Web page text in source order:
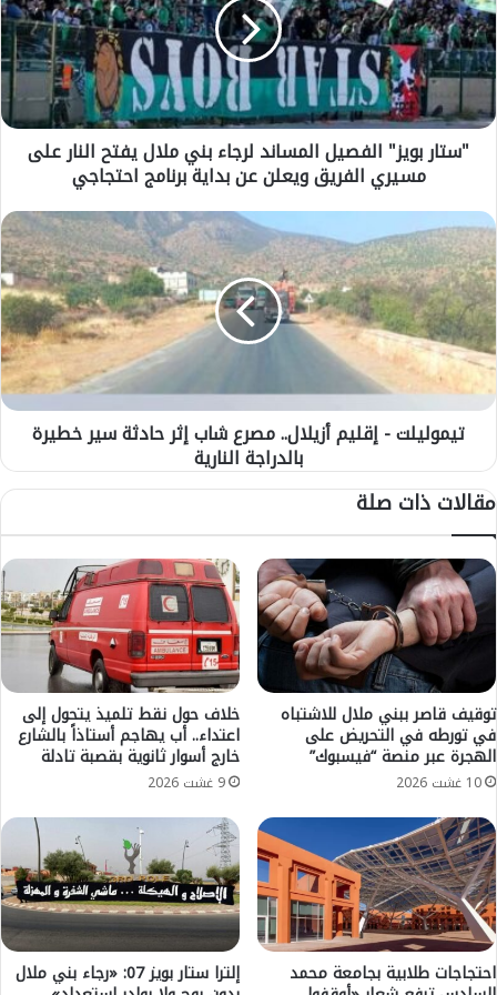
ا
ر
ب
و
ز
ف
ص
ي
ل
ا
ل
م
س
ا
ر
ا
ء
ب
ل
ا
ل
ي
ف
ح
ا
ل
ن
ا
ر
ع
"ستار بويز" الفصيل المساند لرجاء بني ملال يفتح النار على
مسيري الفريق ويعلن عن بداية برنامج احتجاجي
ت
ي
م
و
ل
ي
ل
ت
-
ق
ي
أ
ز
ي
.
.
م
ص
ر
ش
ا
ب
إ
ث
ر
ح
تيموليلت - إقليم أزيلال.. مصرع شاب إثر حادثة سير خطيرة
بالدراجة النارية
مقالات ذات صلة
توقيف قاصر ببني ملال للاشتباه
في تورطه في التحريض على
الهجرة عبر منصة “فيسبوك”
10 غشت 2026
خلاف حول نقط تلميذ يتحول إلى
اعتداء.. أب يهاجم أستاذاً بالشارع
خارج أسوار ثانوية بقصبة تادلة
9 غشت 2026
احتجاجات طلابية بجامعة محمد إلترا ستار بويز 07: «رجاء بني ملال